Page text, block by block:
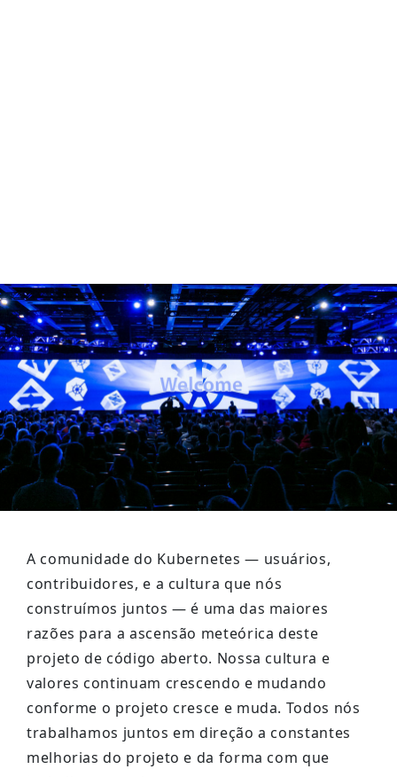
A comunidade do Kubernetes — usuários,
contribuidores, e a cultura que nós
construímos juntos — é uma das maiores
razões para a ascensão meteórica deste
projeto de código aberto. Nossa cultura e
valores continuam crescendo e mudando
conforme o projeto cresce e muda. Todos nós
trabalhamos juntos em direção a constantes
melhorias do projeto e da forma com que